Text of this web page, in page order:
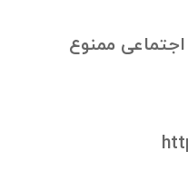
ممنوع